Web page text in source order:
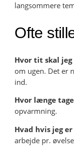
langsommere
Ofte
Hvor tit skal
om ugen. Det er
ind.
Hvor længe
opvarmning.
Hvad hvis jeg
arbejde pr.